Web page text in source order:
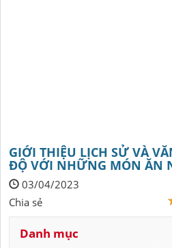
GIỚI THIỆU LỊCH SỬ VÀ
ĐỘ VỚI NHỮNG MÓN ĂN
03/04/2023
Chia sẻ
Danh mục